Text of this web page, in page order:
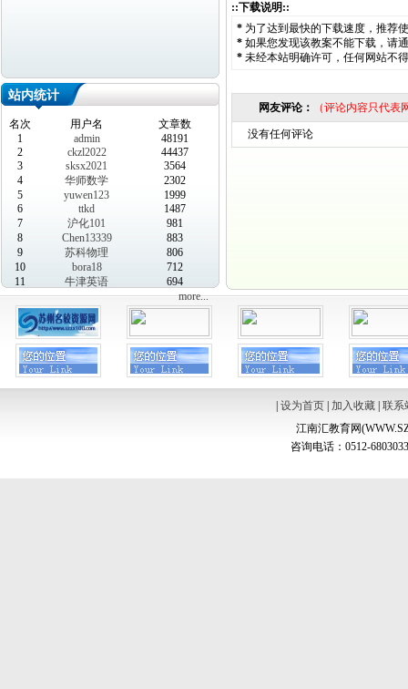
站内统计
名次 用户名
文章数
1
admin
48191
2
ckzl2022
44437
3
sksx2021
3564
4
华师数学
2302
5
yuwen123
1999
6
ttkd
1487
7
沪化101
981
8
Chen13339
883
9
苏科物理
806
10
bora18
712
11
牛津英语
694
more...
::下载说明::
* 为了达到最快的下载速度，推荐
* 如果您发现该教案不能下载，请
* 未经本站明确许可，任何网站不
网友评论： （评论内容只代
没有任何评论
设为首页| 加入收藏| 联系
江南汇教育网
咨询电话：0512-